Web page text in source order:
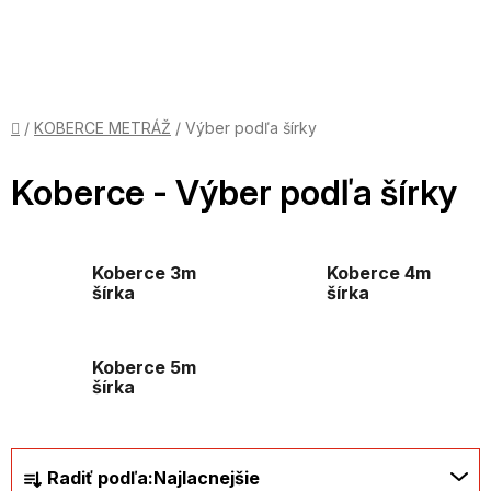
Domov
/ KOBERCE METRÁŽ / Výber podľa šírky
Koberce - Výber podľa šírky
Koberce 3m
šírka
Koberce 4m
šírka
Koberce 5m
šírka
R
Radiť podľa:Najlacnejšie